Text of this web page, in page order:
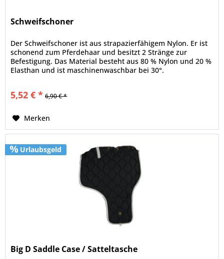
Schweifschoner
Der Schweifschoner ist aus strapazierfähigem Nylon. Er ist
schonend zum Pferdehaar und besitzt 2 Stränge zur
Befestigung. Das Material besteht aus 80 % Nylon und 20 %
Elasthan und ist maschinenwaschbar bei 30°.
5,52 € * 6,90 € *
Merken
Urlaubsgeld
Big D Saddle Case / Satteltasche